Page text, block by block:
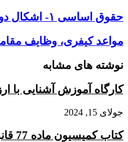
حقوق
اساسی
اشکال
دولت
–
کشور
حقوق اساسی ۱- اشکال دولت – کشور
مواعد
کیفری،
وظایف
مقامات
مربوطه
مواعد کیفری، وظایف
نوشته های مشابه
کارگاه آموزش آشنایی با
جولای 15, 2024
کتاب کمیسیون ماده 77 قانون شهرداری